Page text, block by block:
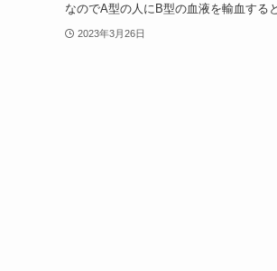
なのでA型の人にB型の血液を輸血する
2023年3月26日